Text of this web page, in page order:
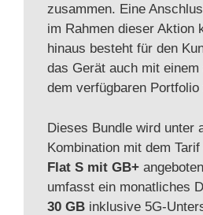
zusammen. Eine
im Rahmen dieser Aktion
hinaus besteht für den
das Gerät auch mit einem
dem verfügbaren
Dieses Bundle wird unter
Kombination mit dem Tarif
Flat S mit GB+
umfasst ein monatliches
30 GB inklusive 5G-